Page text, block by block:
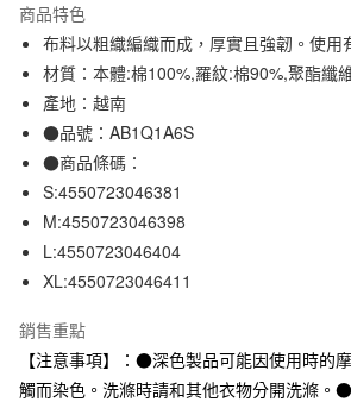
信用卡分期付款
3 期 0 利率 每期NT$130
合作金庫商業銀行
華南商業銀行
上海商業儲蓄銀行
臺灣中小企業銀行
匯豐（台灣）商業銀行
聯邦商業銀行
元大商業銀行
台新國際商業銀行
台灣樂天信用卡公司
超商取貨付款
LINE Pay
Apple Pay
街口支付
悠遊付
運送方式
全家取貨付款
商品特色
布料以粗織編織而成，厚實且強韌。使用
材質：本體:棉100%,羅紋:棉90%,聚酯纖
產地：越南
●品號：AB1Q1A6S
●商品條碼：
S:4550723046381
M:4550723046398
L:4550723046404
XL:4550723046411
銷售重點
【注意事項】：●深色製品可能因使用時的
觸而染色。洗滌時請和其他衣物分開洗滌。